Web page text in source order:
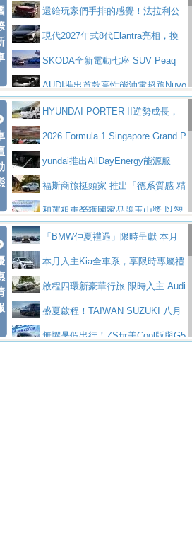
首度前進南台灣熱烈開戰
豪華電能休旅新星 Audi Q4 Sportba
ck 55 e-tron S lineScania Taiwan 逆風而行，加深力
道投資布局
統 最長續航逾 640 公里、支援雙向供電
BMW M2 首度導入 xDrive 四驅，
美國與瑞士需求成關鍵推手
The all-new T-Roc 魅力 自成焦點
Maserati GT2 Stradale「Tribute to
MC12」全球首度亮相
迎接 RANGE ROVER 品牌家族第
五位成員 全新 RANGE ROVER GT 預告登
場
造型華麗時尚、科技座艙再進化，P
eugeot 208小改款發表上市94.8萬起
突然滿天都是小星星！ 台灣賓士突
襲式宣告全新 GLB 第四季上市即日起接單1
98萬起
台灣僅此一台 ! ROYAL ENFIELD
SHOTGUN 650 x ROUGH CRAFTS 限量特
仕版29日開放搶購
n 動態開發還給玩家們手排的感覺！法拉利公
布12Cilidri Manaule手排超跑產品細節
現代2027年式8代Elantra亮相，換
裝更銳利的造型、更先進的資訊娛樂系統及
更高效的動力
SKODA全新電動七座 SUV Peaq
問世，擁有品牌史上最寬敞且豪華的座艙
AUDI推出首款高性能油電超跑Nuvo
lari，0到100公里加速2.6秒、極速350公里
／小時
百年三叉戟傳奇再啟程 Maserati 重
返 1000 Miglia 傳承競速榮耀
法拉利首款純電跑車Luce亮相，最
大馬力超過1000匹並具備530公里最大續航
里程
小車大空間、座艙科技更先進，SK
ODA發表全新純電跨界休旅Eipq祭平民化車
價89萬起
賓士AMG.EA專屬平台首作，Merc
edes-AMG 全新GT 4-Door Coupe全球首發
福斯推出首款GTI純電性能掀背ID.
Polo GTI，擁有226匹馬力和零百加速 6.8
秒的實力
Jaguar 公布四門 GT車款正式車名
為JAGUAR TYPE 01
終於跟上進度，LEXUS發表首款三
排六座純電旗艦休旅 TZ
有錢也買不到的Golf R！福斯打造
全新Golf R 24h賽車將挑戰紐柏林24小時耐
久賽
SKODA公布全新小型純電跨界休旅
Epiq內裝設計，預計5月19日全球首發
福斯全新 ID. Polo 起跳價約台幣94
HYUNDAI PORTER II逆勢成長，
勇奪中型貨車銷售冠軍
2026 Formula 1 Singapore Grand P
rix 新加坡大獎賽 Audi 極速之旅開放報名
yundai推出AllDayEnergy能源服
務 讓電動車化身行動儲能系統
福斯商旅挺頭家 推出「德系質感 精
算圓夢」專案和運租車榮獲國家品牌玉山獎 以智
慧移動與綠能創新父親節霸氣獻禮！PGO 威力125 最
低入手價 $60,900 起 省油ｘ安全ｘ大空間
陪爸爸輕鬆
Toyota歐洲純電車銷量翻倍 2026
上半年成長113％
NISSAN X-TRAIL 上市首月銷量
躋身同級前3名Subaru推動燃油、油電與純電車混
線生產 以彈性製造應對市場變化
XFORCE攜手臺南祀典大天后宮 試
「BMW仲夏禮遇」限時呈獻 本月
入主即享尊榮豪華五星假期 多元優購方案
同步實施
本月入主Kia全車系，享限時專屬禮
遇 啟程四環新豪華行旅 限時入主 Audi
A6 旗艦陣容 低月付5,888元起及3 年乙式險
購置金
盛夏啟程！TAIWAN SUZUKI 八月
禮遇全面升級無懼暑假出行！ZS玩美Cool版與G5